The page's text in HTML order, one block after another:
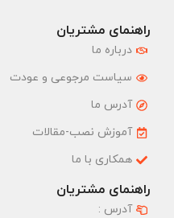
راهنمای مشتریان
درباره ما
سیاست مرجوعی و عودت
آدرس ما
آموزش نصب-مقالات
همکاری با ما
راهنمای مشتریان
آدرس :